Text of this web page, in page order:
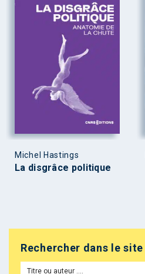
Michel Hastings
La disgrâce politique
Rechercher dans le site